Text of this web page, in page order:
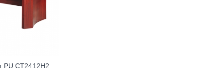
PU CT2412H2